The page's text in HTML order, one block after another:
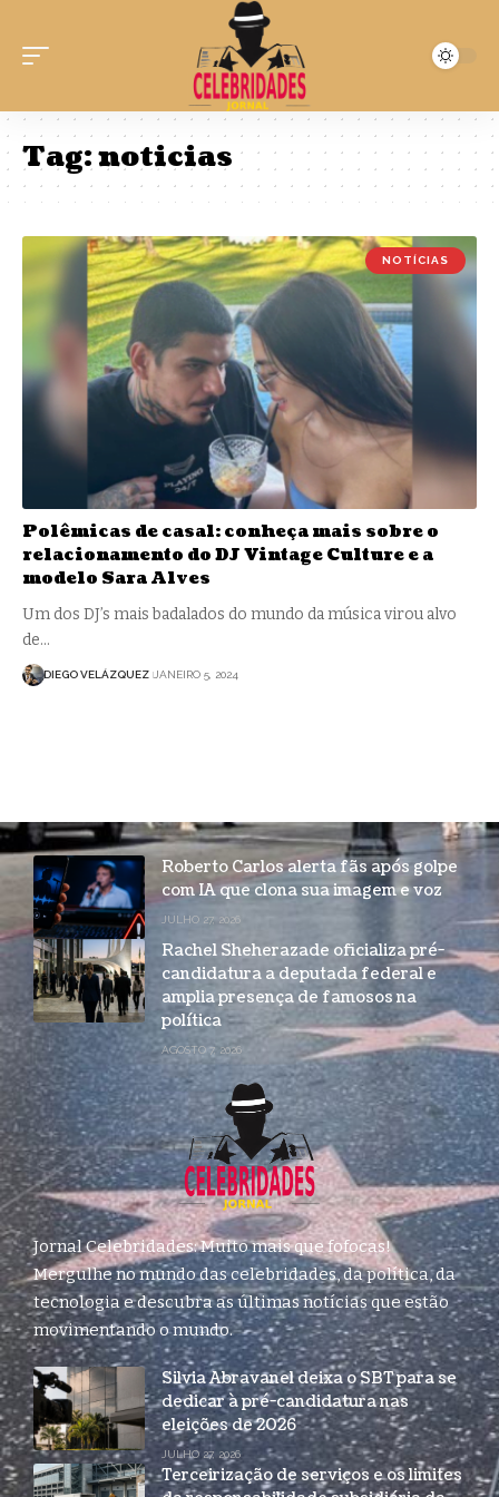
Tag:noticias
NOTÍCIAS
Polêmicas de casal: conheça mais sobre o
relacionamento do DJ Vintage Culture e a
modelo Sara Alves
Um dos DJ’s mais badalados do mundo da música virou alvo
de…
DIEGO VELÁZQUEZ JANEIRO 5, 2024
Roberto Carlos alerta fãs após golpe
com IA que clona sua imagem e voz
JULHO 27, 2026
Rachel Sheherazade oficializa pré-
candidatura a deputada federal e
amplia presença de famosos na
política
AGOSTO 7, 2026
Jornal Celebridades: Muito mais que fofocas!
Mergulhe no mundo das celebridades, da política, da
tecnologia e descubra as últimas notícias que estão
movimentando o mundo.
Silvia Abravanel deixa o SBT para se
dedicar à pré-candidatura nas
eleições de 2026
JULHO 27, 2026
Terceirização de serviços e os limites